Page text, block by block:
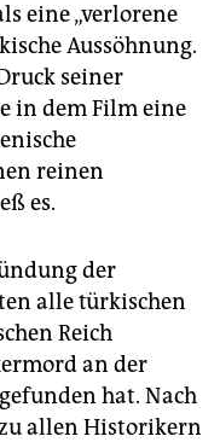
eine „verlorene
Aussöhnung.
seiner
in dem Film eine
reinen
es.
der
alle türkischen
Reich
an der
hat. Nach
allen Historikern